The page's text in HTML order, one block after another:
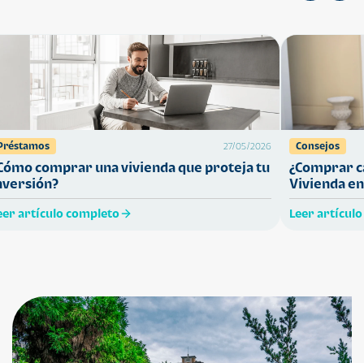
27/05/2026
comprar una vivienda que proteja tu
artículo completo
Consejos
¿Comprar
Vivienda
Leer